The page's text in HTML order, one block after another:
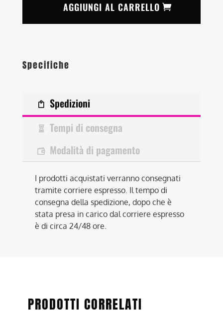
AGGIUNGI AL CARRELLO
Specifiche
Spedizioni
Tempi di consegna
Modalità di pagamento
I prodotti acquistati verranno consegnati
tramite corriere espresso. Il tempo di
consegna della spedizione, dopo che è
stata presa in carico dal corriere espresso
è di circa 24/48 ore.
PRODOTTI CORRELATI